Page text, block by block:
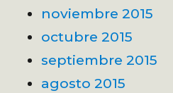
noviembre 2015
octubre 2015
septiembre 2015
agosto 2015